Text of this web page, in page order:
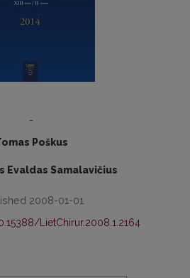
-
Poškus
Evaldas Samalavičius
2008-01-01
LietChirur.2008.1.2164